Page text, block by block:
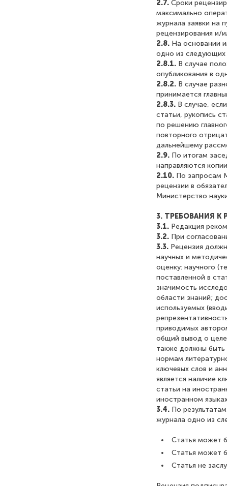
2.7. Сроки
максимально
журнала заявки на
рецензирования и/
2.8. На основании
одно из следующих
2.8.1. В случае
опубликования в
2.8.2. В случае
принимается
2.8.3. В случае,
статьи, рукопись
по решению
повторного
дальнейшему
2.9. По итогам
направляются
2.10. По запросам
рецензии в
Министерство
3. ТРЕБОВАНИЯ К
3.1. Редакция
3.2. При
3.3. Рецензия
научных и
оценку: научного
поставленной в
значимость
области знаний;
используемых
приводимых
общий вывод о
также должны быть
нормам
ключевых слов и
является наличие
статьи на
иностранном
3.4. По
журнала одно из
Статья может
Статья может
Статья не